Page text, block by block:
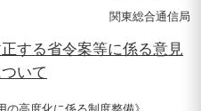
関東総合通信局
する省令案等に係る意見
いて